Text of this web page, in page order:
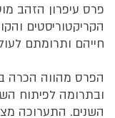
פרס עיפרון הזהב
הקריקטוריסטים
חייהם ותרומתם
הפרס מהווה הכרה
ובתרומה לפיתוח
השנים. התערוכה